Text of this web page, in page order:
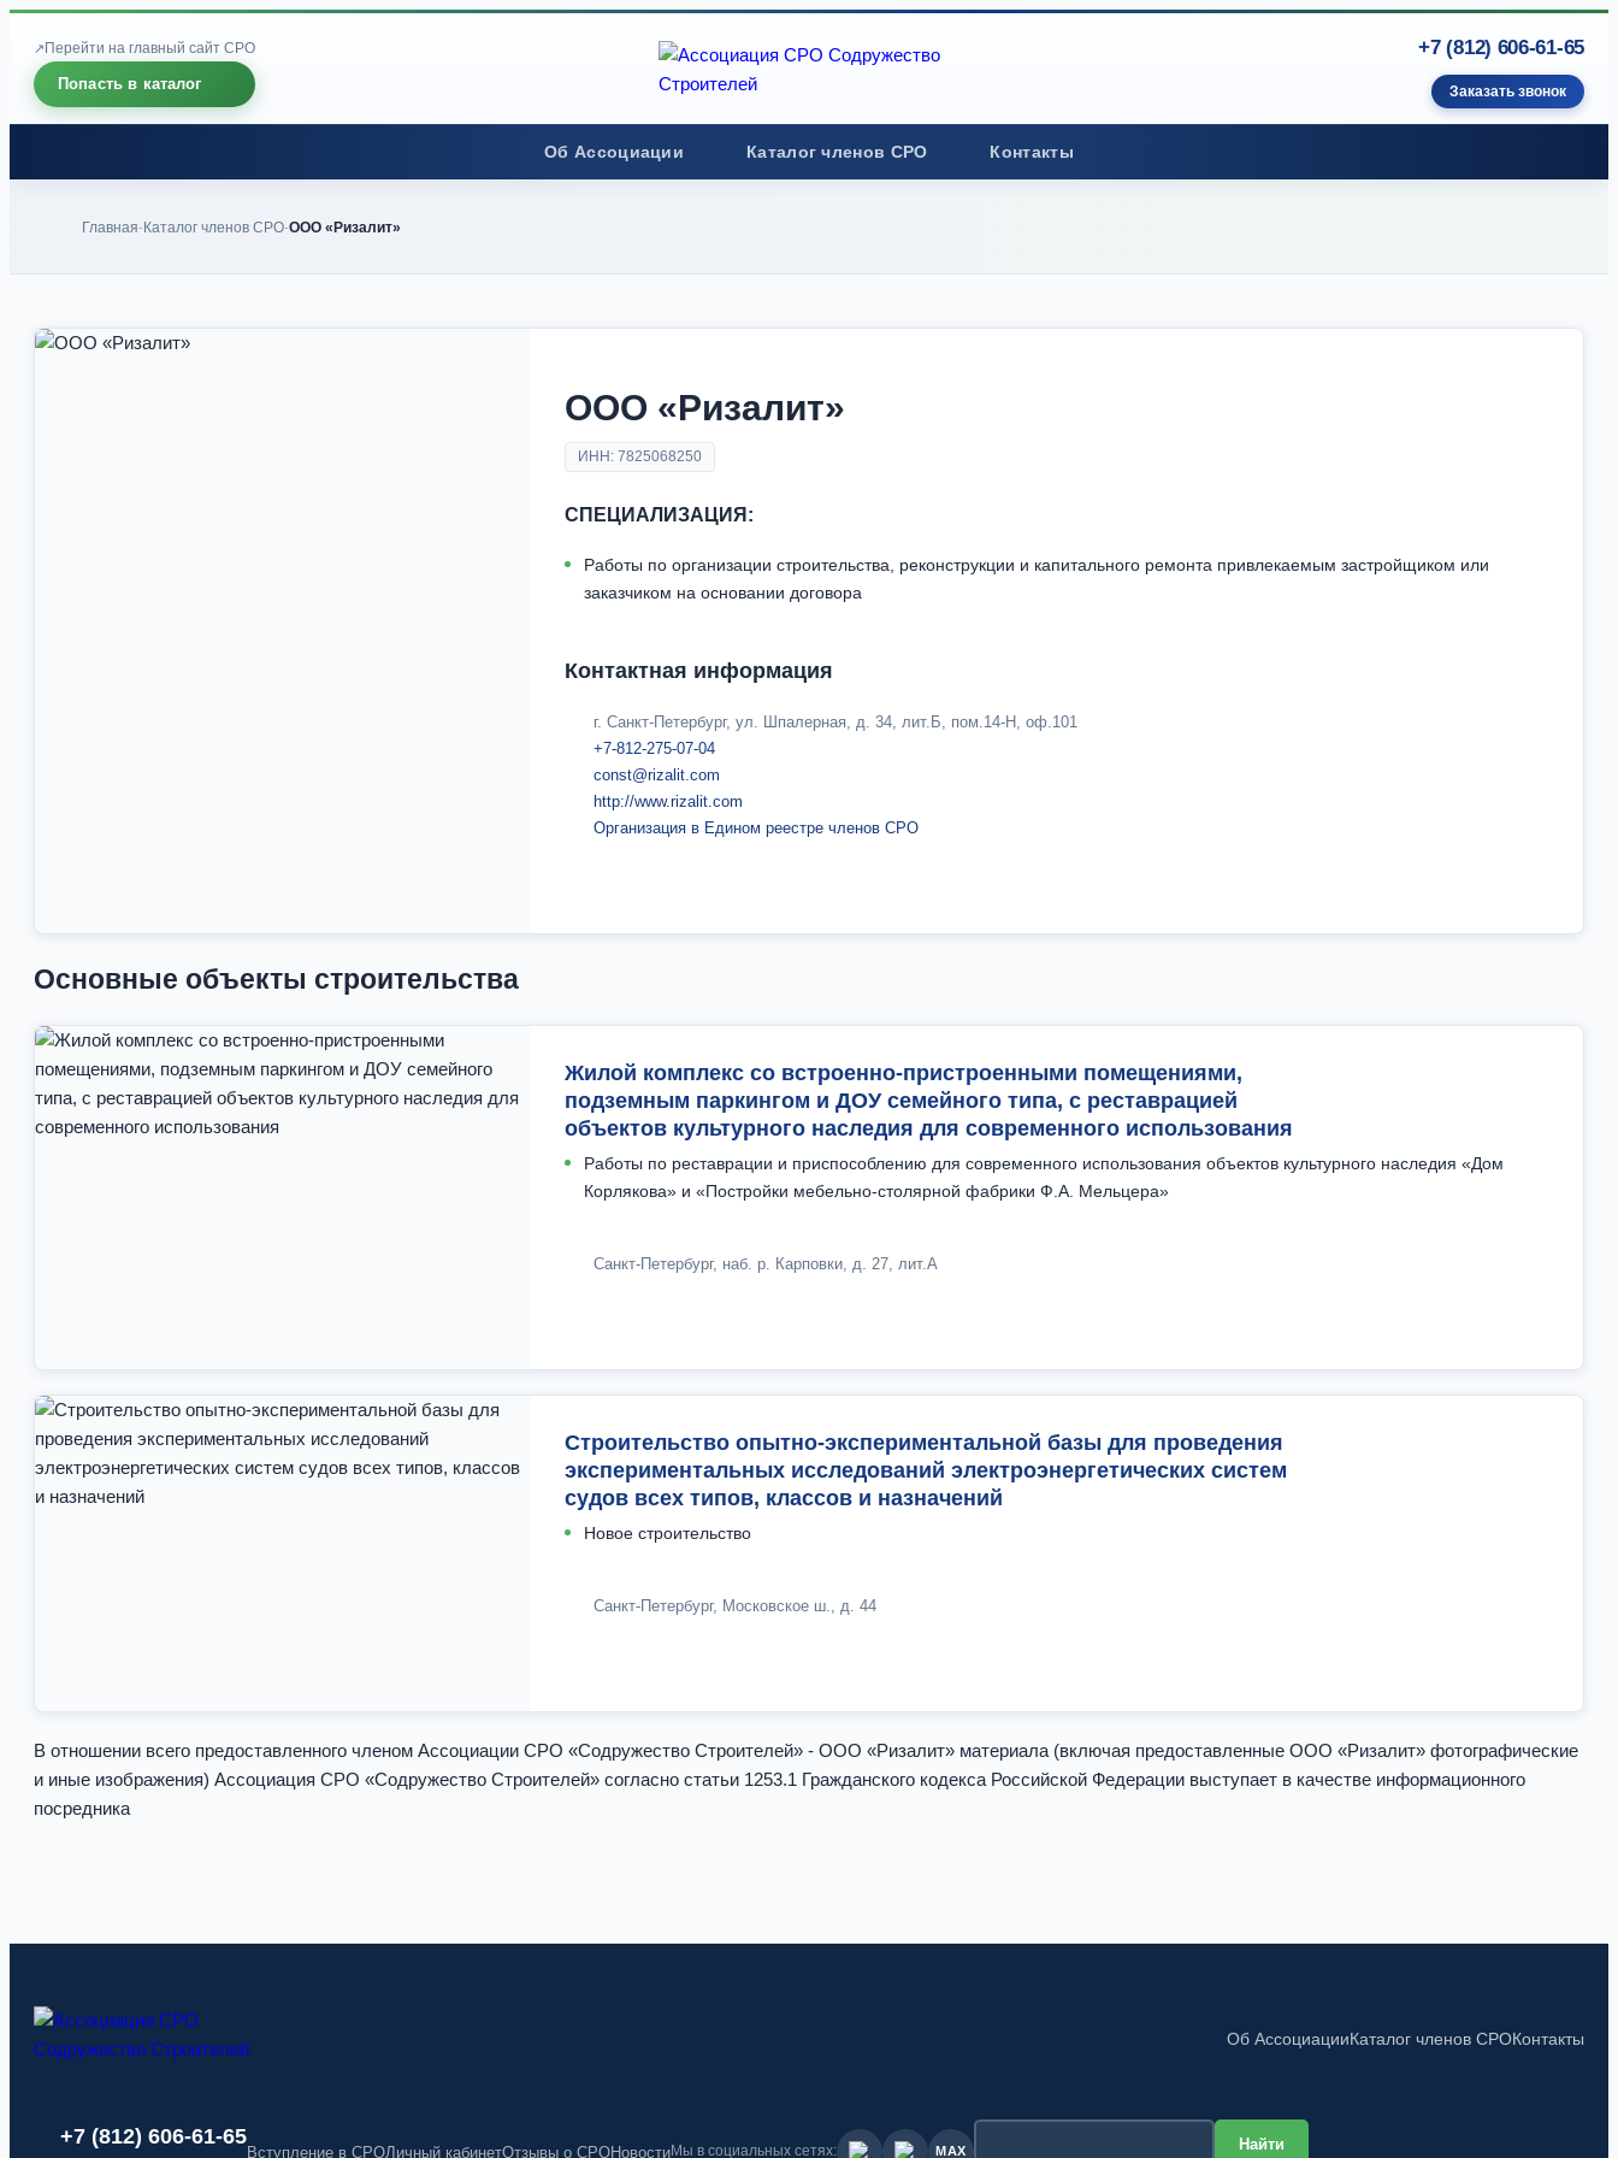
Перейти на главный сайт СРО
Попасть в каталог
+7 (812) 606-61-65
Заказать звонок
Об Ассоциации Каталог членов СРО Контакты
Главная- Каталог членов СРО-ООО «Ризалит»
ООО «Ризалит»
ИНН: 7825068250
СПЕЦИАЛИЗАЦИЯ:
Работы по организации строительства, реконструкции и капитального ремонта привлекаемым застройщиком или
заказчиком на основании договора
Контактная информация
г. Санкт-Петербург, ул. Шпалерная, д. 34, лит.Б, пом.14-Н, оф.101
+7-812-275-07-04
const@rizalit.com
http://www.rizalit.com
Организация в Едином реестре членов СРО
Основные объекты строительства
Жилой комплекс со встроенно-пристроенными помещениями,
подземным паркингом и ДОУ семейного типа, с реставрацией
объектов культурного наследия для современного использования
Работы по реставрации и приспособлению для современного использования объектов культурного наследия «Дом
Корлякова» и «Постройки мебельно-столярной фабрики Ф.А. Мельцера»
Санкт-Петербург, наб. р. Карповки, д. 27, лит.А
Строительство опытно-экспериментальной базы для проведения
экспериментальных исследований электроэнергетических систем
судов всех типов, классов и назначений
Новое строительство
Санкт-Петербург, Московское ш., д. 44
В отношении всего предоставленного членом Ассоциации СРО «Содружество Строителей» - ООО «Ризалит» материала (включая предоставленные ООО «Ризалит» фотографические
и иные изображения) Ассоциация СРО «Содружество Строителей» согласно статьи 1253.1 Гражданского кодекса Российской Федерации выступает в качестве информационного
посредника
Об АссоциацииКаталог членов СРОКонтакты
+7 (812) 606-61-65
Вступление в СРОЛичный кабинетОтзывы о СРОНовостиМы в социальных сетях: MAX